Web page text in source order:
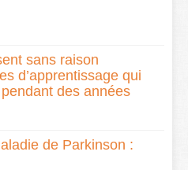
sans raison
d’apprentissage qui
des années
de Parkinson :